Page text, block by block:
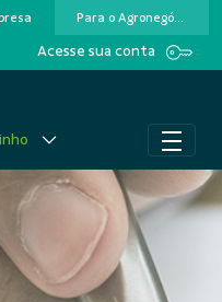
Para o Agronegócio
Acesse sua conta